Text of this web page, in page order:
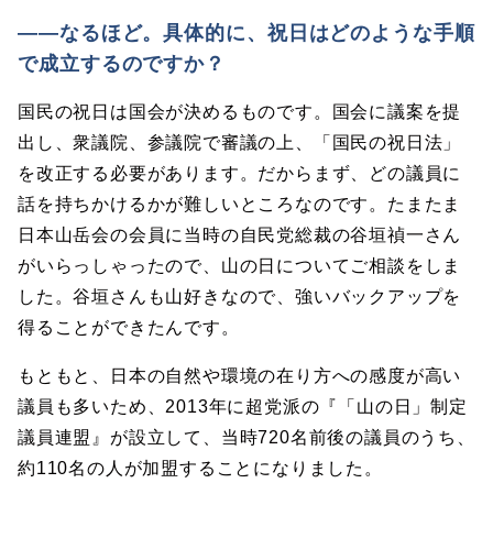
――なるほど。具体的に、祝日はどのような手順
で成立するのですか？
国民の祝日は国会が決めるものです。国会に議案を提
出し、衆議院、参議院で審議の上、「国民の祝日法」
を改正する必要があります。だからまず、どの議員に
話を持ちかけるかが難しいところなのです。たまたま
日本山岳会の会員に当時の自民党総裁の谷垣禎一さん
がいらっしゃったので、山の日についてご相談をしま
した。谷垣さんも山好きなので、強いバックアップを
得ることができたんです。
もともと、日本の自然や環境の在り方への感度が高い
議員も多いため、2013年に超党派の『「山の日」制定
議員連盟』が設立して、当時720名前後の議員のうち、
約110名の人が加盟することになりました。